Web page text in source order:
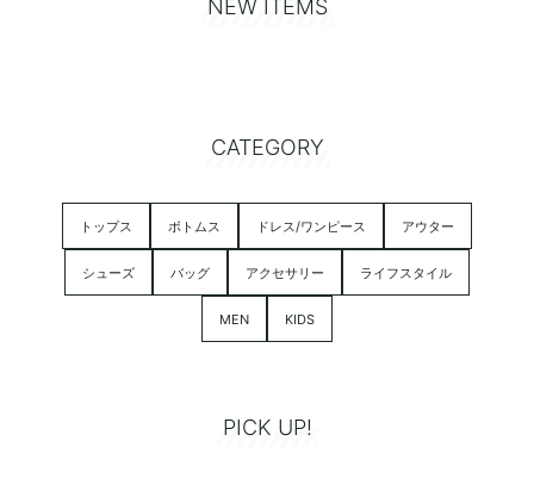
NEW ITEMS
CATEGORY
トップス ボトムス ドレス/ワンピース アウター
シューズ バッグ アクセサリー ライフスタイル
MEN KIDS
PICK UP!